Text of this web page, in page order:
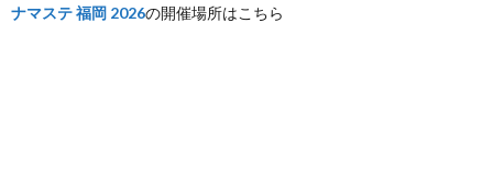
ナマステ 福岡 2026の開催場所はこちら